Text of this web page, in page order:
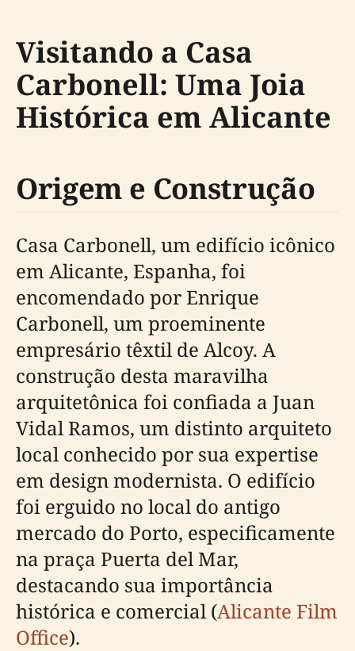
Visitando a Casa
Carbonell: Uma Joia
Histórica em Alicante
Origem e Construção
Casa Carbonell, um edifício icônico
em Alicante, Espanha, foi
encomendado por Enrique
Carbonell, um proeminente
empresário têxtil de Alcoy. A
construção desta maravilha
arquitetônica foi confiada a Juan
Vidal Ramos, um distinto arquiteto
local conhecido por sua expertise
em design modernista. O edifício
foi erguido no local do antigo
mercado do Porto, especificamente
na praça Puerta del Mar,
destacando sua importância
histórica e comercial (Alicante Film
Office).